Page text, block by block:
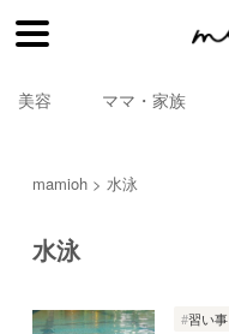
美容 ママ・家族
mamioh 水泳
水泳
習い事